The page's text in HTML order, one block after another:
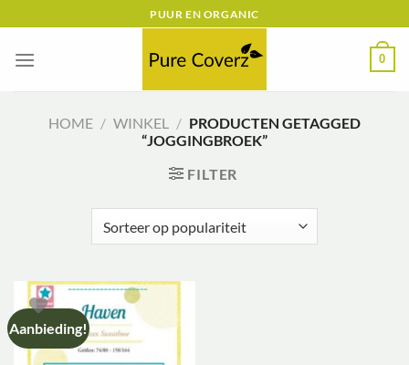
naar
inhoud
PUUR EN ORGANIC
0
HOME / WINKEL / PRODUCTEN GETAGGED
“JOGGINGBROEK”
FILTER
Aanbieding!